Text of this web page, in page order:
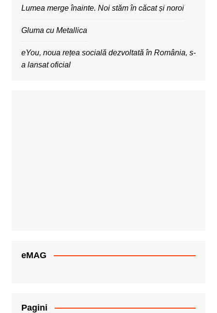
Lumea merge înainte. Noi stăm în căcat și noroi
Gluma cu Metallica
eYou, noua rețea socială dezvoltată în România, s-
a lansat oficial
eMAG
Pagini